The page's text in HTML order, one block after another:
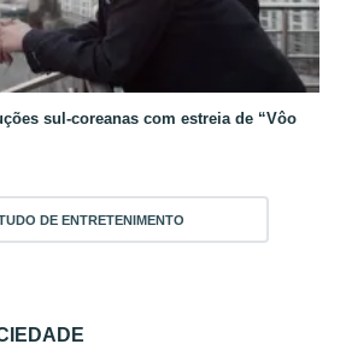
sul-coreanas com estreia de “Vôo
DE ENTRETENIMENTO